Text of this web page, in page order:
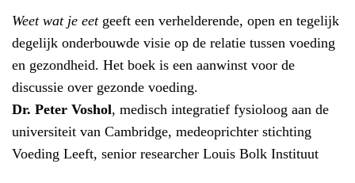
Weet wat je eetgeeft een verhelderende, open en tegelijk
degelijk onderbouwde visie op de relatie tussen voeding
en gezondheid. Het boek is een aanwinst voor de
discussie over gezonde voeding.
Dr. Peter Voshol, medisch integratief fysioloog aan de
universiteit van Cambridge, medeoprichter stichting
Voeding Leeft, senior researcher Louis Bolk Instituut